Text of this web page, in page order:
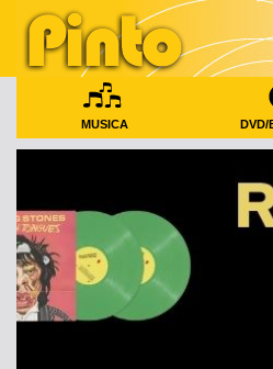
MUSICA DVD/